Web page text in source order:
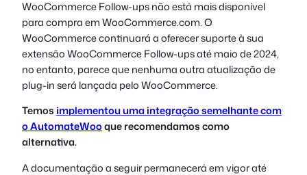
WooCommerce Follow-ups não está mais disponível
para compra em WooCommerce.com. O
WooCommerce continuará a oferecer suporte à sua
extensão WooCommerce Follow-ups até maio de 2024,
no entanto, parece que nenhuma outra atualização de
plug-in será lançada pelo WooCommerce.
Temos implementou uma integração semelhante com
o AutomateWooque recomendamos como
alternativa.
A documentação a seguir permanecerá em vigor até